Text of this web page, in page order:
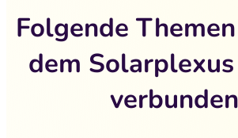
Folgende
dem